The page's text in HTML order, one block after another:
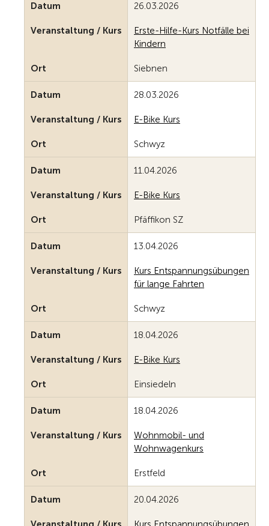
Datum 26.03.2026
Veranstaltung / Kurs
Erste-Hilfe-Kurs Notfälle bei
Kindern
Ort Siebnen
Datum 28.03.2026
Veranstaltung / Kurs E-Bike Kurs
Ort Schwyz
Datum 11.04.2026
Veranstaltung / Kurs E-Bike Kurs
Ort Pfäffikon SZ
Datum 13.04.2026
Veranstaltung / Kurs
Kurs Entspannungsübungen
für lange Fahrten
Ort Schwyz
Datum 18.04.2026
Veranstaltung / Kurs E-Bike Kurs
Ort Einsiedeln
Datum 18.04.2026
Veranstaltung / Kurs
Wohnmobil- und
Wohnwagenkurs
Ort Erstfeld
Datum 20.04.2026